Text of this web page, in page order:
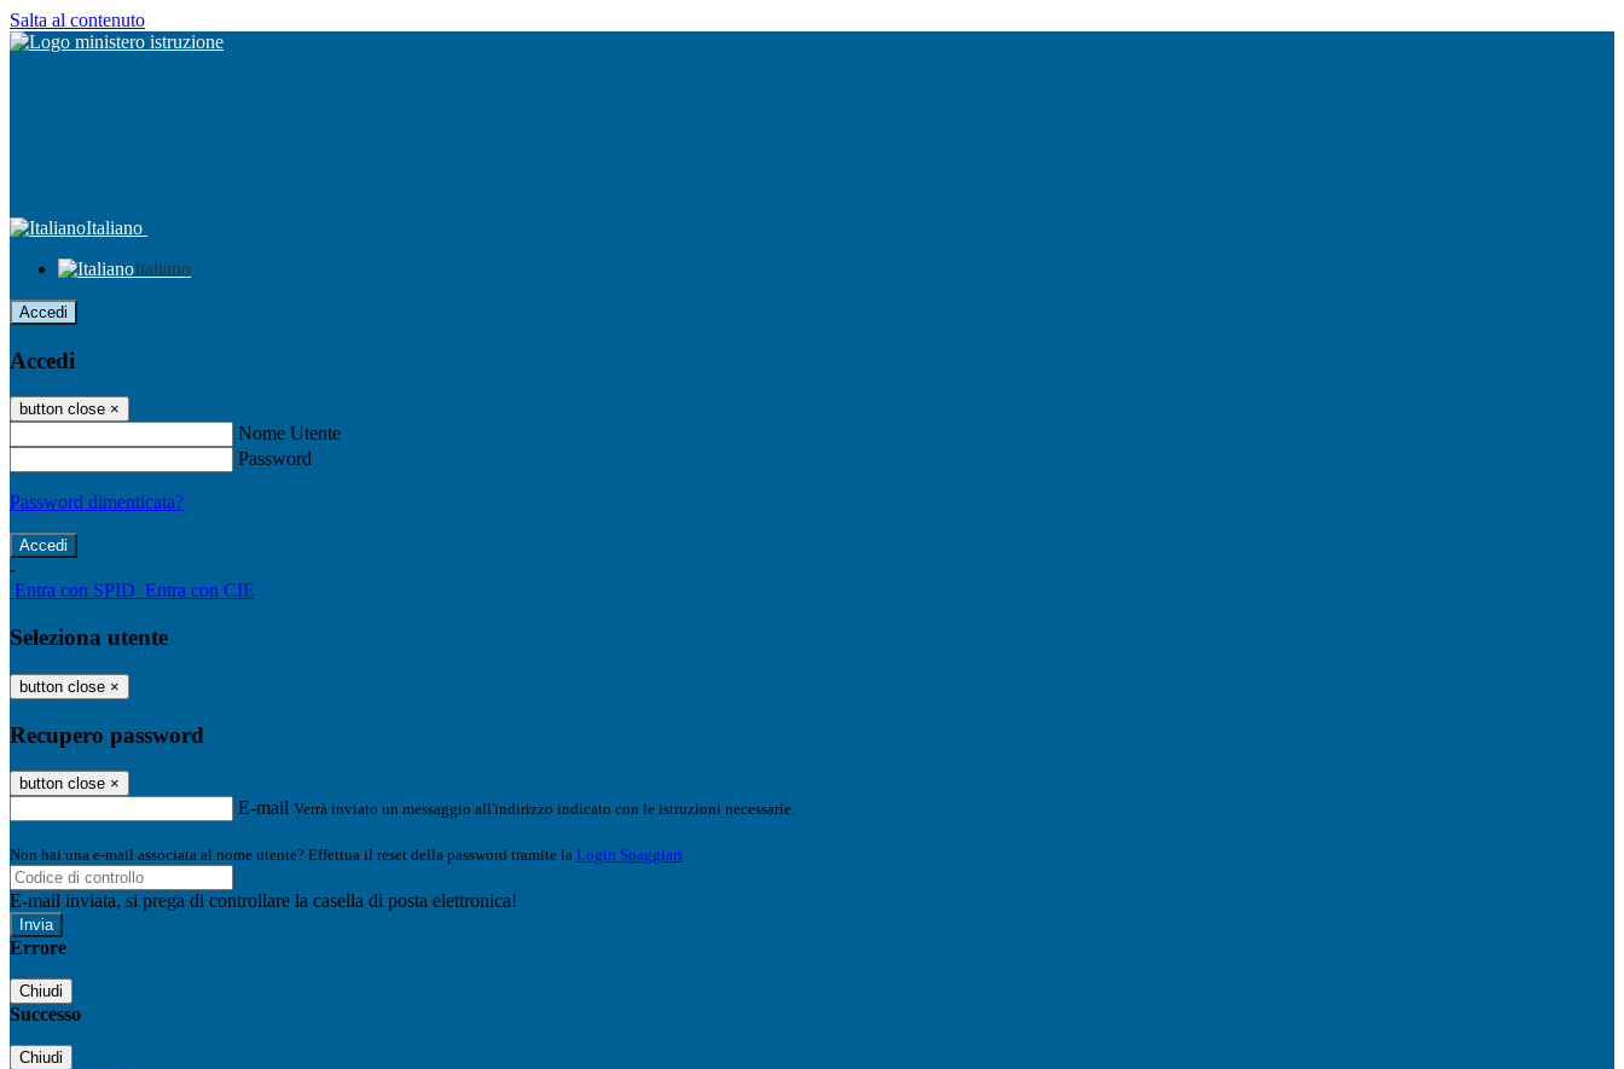
Salta al contenuto
Italiano
Italiano
Accedi
Accedi
button close ×
Nome Utente
Password
Password dimenticata?
-
Entra con SPID Entra con CIE
Seleziona utente
button close ×
Recupero password
button close ×
E-mail Verrà inviato un messaggio all'indirizzo indicato con le istruzioni necessarie.
Non hai una e-mail associata al nome utente? Effettua il reset della password tramite la Login Spaggiari
E-mail inviata, si prega di controllare la casella di posta elettronica!
Errore
Chiudi
Successo
Chiudi